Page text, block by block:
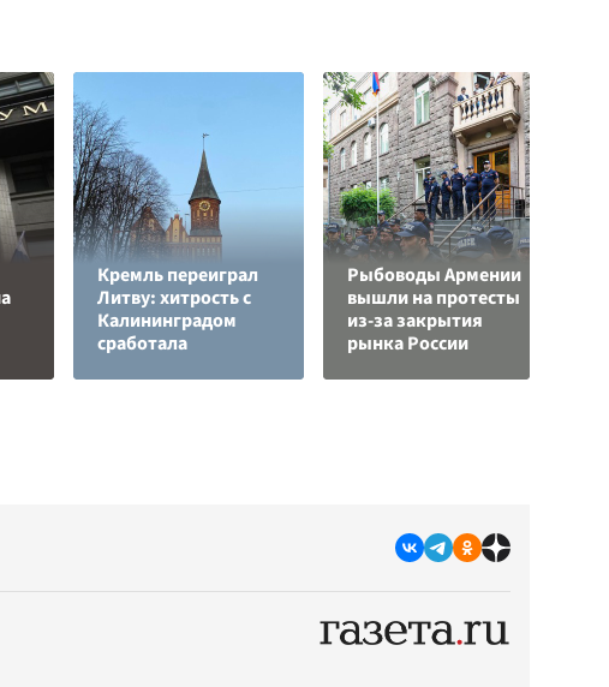
Кремль переиграл
Литву: хитрость с
Калининградом
сработала
Рыбоводы Армении
вышли на протесты
из-за закрытия
рынка России